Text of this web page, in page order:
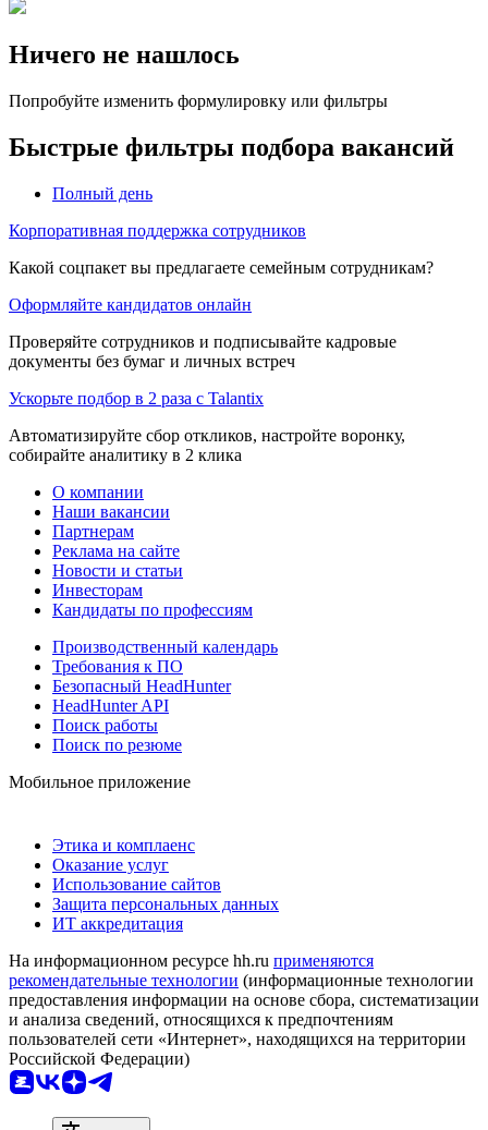
Ничего не нашлось
Попробуйте изменить формулировку или фильтры
Быстрые фильтры подбора вакансий
Полный день
Корпоративная поддержка сотрудников
Какой соцпакет вы предлагаете семейным сотрудникам?
Оформляйте кандидатов онлайн
Проверяйте сотрудников и подписывайте кадровые
документы без бумаг и личных встреч
Ускорьте подбор в 2 раза с Talantix
Автоматизируйте сбор откликов, настройте воронку,
собирайте аналитику в 2 клика
О компании
Наши вакансии
Партнерам
Реклама на сайте
Новости и статьи
Инвесторам
Кандидаты по профессиям
Производственный календарь
Требования к ПО
Безопасный HeadHunter
HeadHunter API
Поиск работы
Поиск по резюме
Мобильное приложение
Этика и комплаенс
Оказание услуг
Использование сайтов
Защита персональных данных
ИТ аккредитация
На информационном ресурсе hh.ru применяются
рекомендательные технологии (информационные технологии
предоставления информации на основе сбора, систематизации
и анализа сведений, относящихся к предпочтениям
пользователей сети «Интернет», находящихся на территории
Российской Федерации)